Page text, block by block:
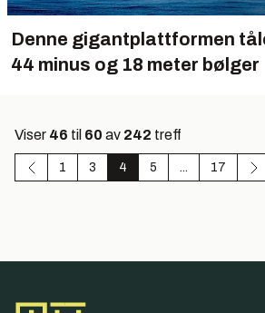
Denne gigantplattformen
44 minus og 18 meter bølger
Viser 46 til 60 av 242 treff
1 3 4 5 ... 17